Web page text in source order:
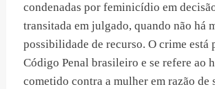
condenadas por feminicídio em
transitada em julgado, quando não há
possibilidade de recurso. O crime está
Código Penal brasileiro e se refere ao
cometido contra a mulher em razão de